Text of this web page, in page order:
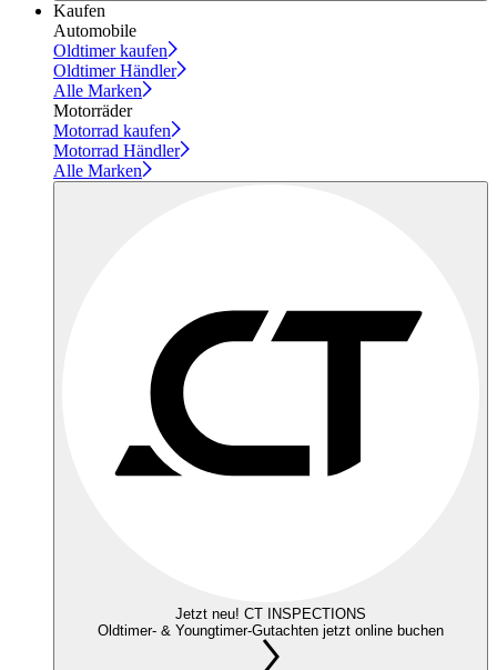
Kaufen
Automobile
Oldtimer kaufen
Oldtimer Händler
Alle Marken
Motorräder
Motorrad kaufen
Motorrad Händler
Alle Marken
Jetzt neu! CT INSPECTIONS
Oldtimer- & Youngtimer-Gutachten jetzt online buchen